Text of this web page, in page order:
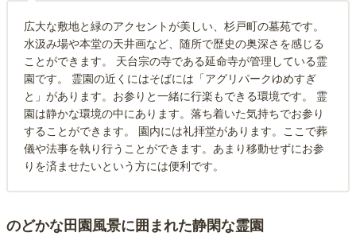
広大な敷地と緑のアクセントが美しい、杉戸町の墓苑です。
水汲み場や本堂の天井画など、随所で歴史の奥深さを感じる
ことができます。 天台宗の寺である延命寺が管理している霊
園です。 霊園の近くにはそばには「アグリパークゆめすぎ
と」があります。お参りと一緒に行楽もできる環境です。 霊
園は静かな環境の中にあります。落ち着いた気持ちでお参り
することができます。 園内には礼拝堂があります。ここで葬
儀や法事を執り行うことができます。あまり移動せずにお参
りを済ませたいという方には便利です。
のどかな田園風景に囲まれた静閑な霊園